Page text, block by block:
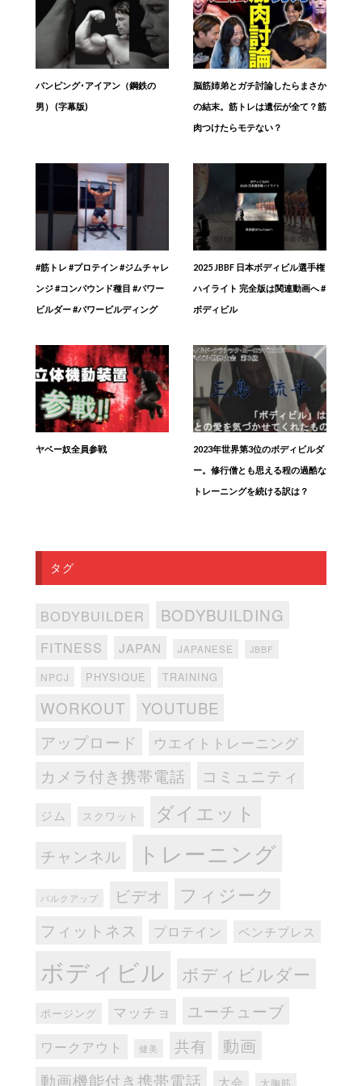
パンピング･アイアン（鋼鉄の
男） (字幕版)
脳筋姉弟とガチ討論したらまさか
の結末。筋トレは遺伝が全て？筋
肉つけたらモテない？
#筋トレ #プロテイン #ジムチャレ
ンジ #コンパウンド種目 #パワー
ビルダー #パワービルディング
2025 JBBF 日本ボディビル選手権
ハイライト 完全版は関連動画へ #
ボディビル
ヤベー奴全員参戦
2023年世界第3位のボディビルダ
ー。修行僧とも思える程の過酷な
トレーニングを続ける訳は？
タグ
BODYBUILDER BODYBUILDING
FITNESS JAPAN JAPANESE JBBF
NPCJ PHYSIQUE TRAINING
WORKOUT
YOUTUBE
アップロード
ウエイトトレーニング
カメラ付き携帯電話 コミュニティ
ジム スクワット ダイエット
チャンネル トレーニング
バルクアップ ビデオ フィジーク
フィットネス プロテイン ベンチプレス
ボディビル ボディビルダー
ポージング マッチョ ユーチューブ
ワークアウト 健美 共有 動画
動画機能付き携帯電話 大会 大胸筋